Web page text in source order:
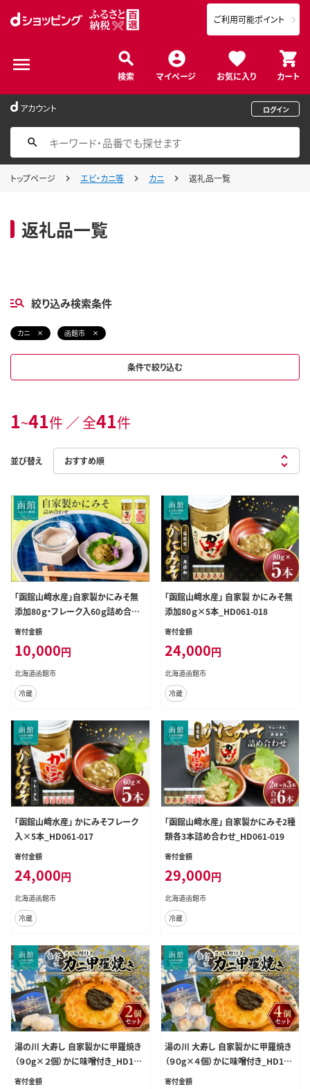
検索 マイページ お気に入り カート
ご利用可能ポイント
アカウント ログイン
トップページ エビ・カニ等 カニ 返礼品一覧
返礼品一覧
絞り込み検索条件
カニ 函館市
条件で絞り込む
1~41件 ／ 全41件
並び替え
「函館山﨑水産」自家製かにみそ無
添加80ｇ・フレーク入60ｇ詰め合わ
せ_HD061-004
寄付金額
10,000円
北海道函館市
冷蔵
「函館山﨑水産」 自家製 かにみそ無
添加80ｇ×5本_HD061-018
寄付金額
24,000円
北海道函館市
冷蔵
「函館山﨑水産」 かにみそフレーク
入×5本_HD061-017
寄付金額
24,000円
北海道函館市
冷蔵
「函館山﨑水産」 自家製かにみそ2種
類各3本詰め合わせ_HD061-019
寄付金額
29,000円
北海道函館市
冷蔵
湯の川 大寿し 自家製かに甲羅焼き
（９０g×２個）かに味噌付き_HD124
-003
寄付金額
湯の川 大寿し 自家製かに甲羅焼き
（９０g×４個）かに味噌付き_HD124
-002
寄付金額